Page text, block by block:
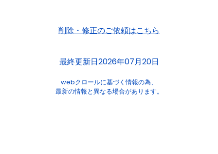
削除・修正のご依頼はこちら
最終更新日2026年07月20日
webクロールに基づく情報の為、
最新の情報と異なる場合があります。